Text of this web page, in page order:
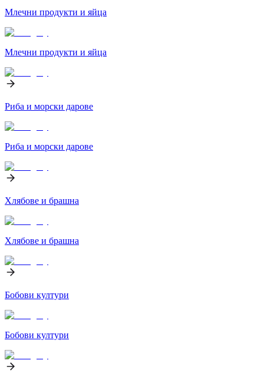
Млечни продукти и яйца
Млечни продукти и яйца
Риба и морски дарове
Риба и морски дарове
Хлябове и брашна
Хлябове и брашна
Бобови култури
Бобови култури